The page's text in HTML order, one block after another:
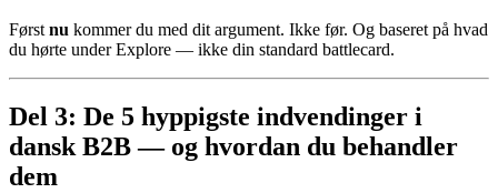
Førstnu kommer du med dit argument. Ikke før. Og baseret på hvad
du hørte under Explore — ikke din standard battlecard.
Del 3: De 5 hyppigste indvendinger i
dansk B2B — og hvordan du behandler
dem